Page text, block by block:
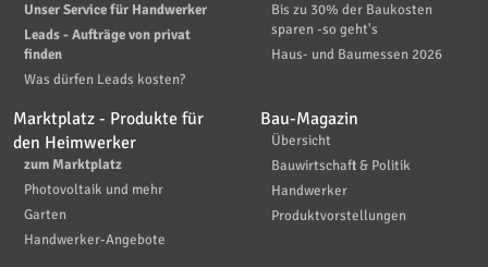
Unser Service für Handwerker
Leads - Aufträge von privat
finden
Was dürfen Leads kosten?
Bis zu 30% der Baukosten
sparen -so geht's
Haus- und Baumessen 2026
Marktplatz - Produkte für
den Heimwerker
zum Marktplatz
Photovoltaik und mehr
Garten
Handwerker-Angebote
Bau-Magazin
Übersicht
Bauwirtschaft & Politik
Handwerker
Produktvorstellungen